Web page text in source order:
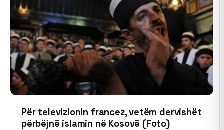
Për televizionin francez, vetëm dervishët
përbëjnë islamin në Kosovë (Foto)